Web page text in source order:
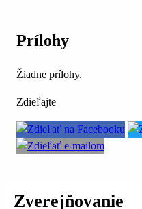
Prílohy
Žiadne prílohy.
Zdieľajte
Zverejňovanie